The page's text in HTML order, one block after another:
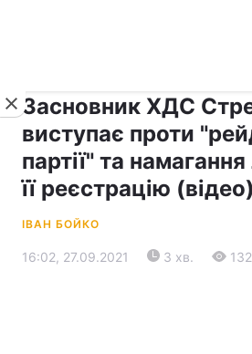
Засновник ХДС
виступає проти
партії" та намагання
її реєстрацію (відео)
ІВАН БОЙКО
16:02, 27.09.2021 3 хв. 132